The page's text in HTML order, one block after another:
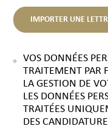
IMPORTER UNE
VOS DONNÉES
TRAITEMENT PAR
LA GESTION DE
LES DONNÉES
TRAITÉES
DES